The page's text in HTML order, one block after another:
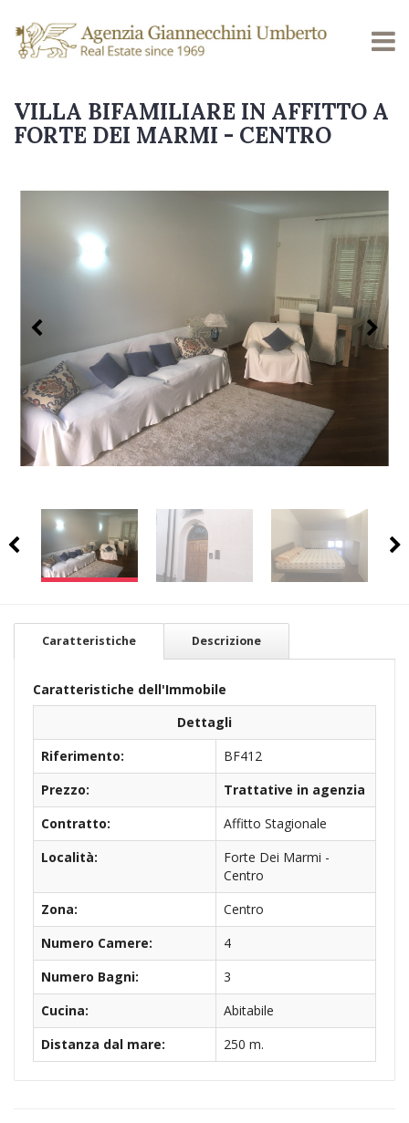
VILLA BIFAMILIARE IN AFFITTO A
FORTE DEI MARMI - CENTRO
Caratteristiche Descrizione
Caratteristiche dell'Immobile
Dettagli
Riferimento:
BF412
Prezzo:
Trattative in agenzia
Contratto:
Affitto Stagionale
Località:
Forte Dei Marmi -
Centro
Zona:
Centro
Numero Camere:
4
Numero Bagni:
3
Cucina:
Abitabile
Distanza dal mare:
250 m.